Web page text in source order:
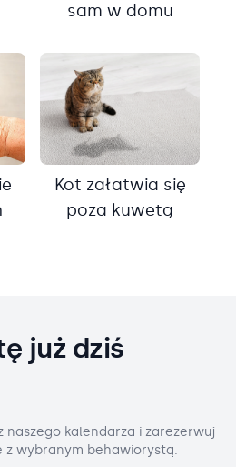
sam w domu
Kot załatwia się
poza kuwetą
już dziś
naszego kalendarza i zarezerwuj
z wybranym behawiorystą.